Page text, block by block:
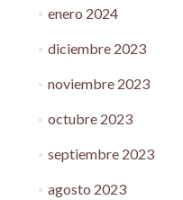
enero 2024
diciembre 2023
noviembre 2023
octubre 2023
septiembre 2023
agosto 2023